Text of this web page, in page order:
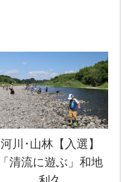
河川･山林【入選】
「清流に遊ぶ」和地